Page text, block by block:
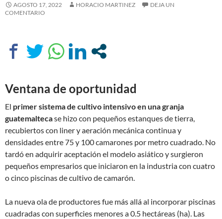
AGOSTO 17, 2022 HORACIO MARTINEZ
DEJA UN
COMENTARIO
Ventana de oportunidad
El primer sistema de cultivo intensivo en una granja
guatemaltecase hizo con pequeños estanques de tierra,
recubiertos con liner y aeración mecánica continua y
densidades entre 75 y 100 camarones por metro cuadrado. No
tardó en adquirir aceptación el modelo asiático y surgieron
pequeños empresarios que iniciaron en la industria con cuatro
o cinco piscinas de cultivo de camarón.
La nueva ola de productores fue más allá al incorporar piscinas
cuadradas con superficies menores a 0.5 hectáreas (ha). Las